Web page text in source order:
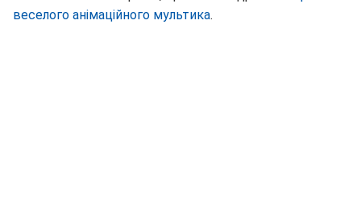
веселого анімаційного мультика.